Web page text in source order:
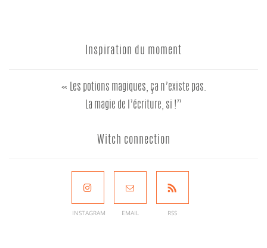
Inspiration du moment
« Les potions magiques, ça n’existe pas.
La magie de l’écriture, si !”
Witch connection
INSTAGRAM EMAIL RSS